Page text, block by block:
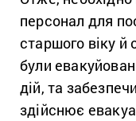
персонал для
старшого віку й
були
дій, та
здійснює